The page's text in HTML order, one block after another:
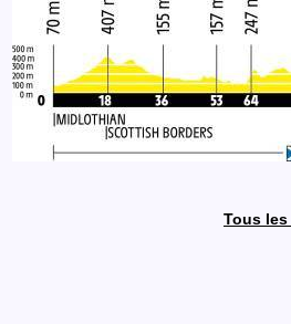
Tous les